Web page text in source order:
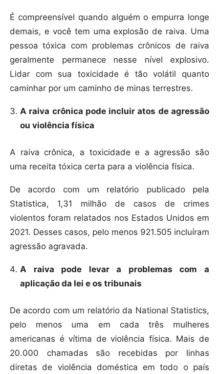
É compreensível quando alguém o empurra longe
demais, e você tem uma explosão de raiva. Uma
pessoa tóxica com problemas crônicos de raiva
geralmente permanece nesse nível explosivo.
Lidar com sua toxicidade é tão volátil quanto
caminhar por um caminho de minas terrestres.
A raiva crônica pode incluir atos de agressão
ou violência física
A raiva crônica, a toxicidade e a agressão são
uma receita tóxica certa para a violência física.
De acordo com um relatório publicado pela
Statistica, 1,31 milhão de casos de crimes
violentos foram relatados nos Estados Unidos em
2021. Desses casos, pelo menos 921.505 incluíram
agressão agravada.
A raiva pode levar a problemas com a
aplicação da lei e os tribunais
De acordo com um relatório da National Statistics,
pelo menos uma em cada três mulheres
americanas é vítima de violência física. Mais de
20.000 chamadas são recebidas por linhas
diretas de violência doméstica em todo o país